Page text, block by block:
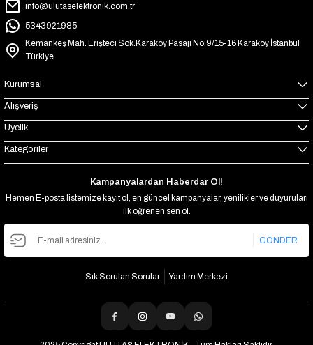
info@ulutaselektronik.com.tr
5343921985
Kemankeş Mah. Erişteci Sok.Karaköy Pasajı No:9/15-16 Karaköy İstanbul
Türkiye
Kurumsal
Alışveriş
Üyelik
Kategoriler
Kampanyalardan Haberdar Ol!
Hemen E-posta listemize kayıt ol, en güncel kampanyalar, yenilikler ve duyuruları
ilk öğrenen sen ol.
GÖNDER
Sık Sorulan Sorular Yardım Merkezi